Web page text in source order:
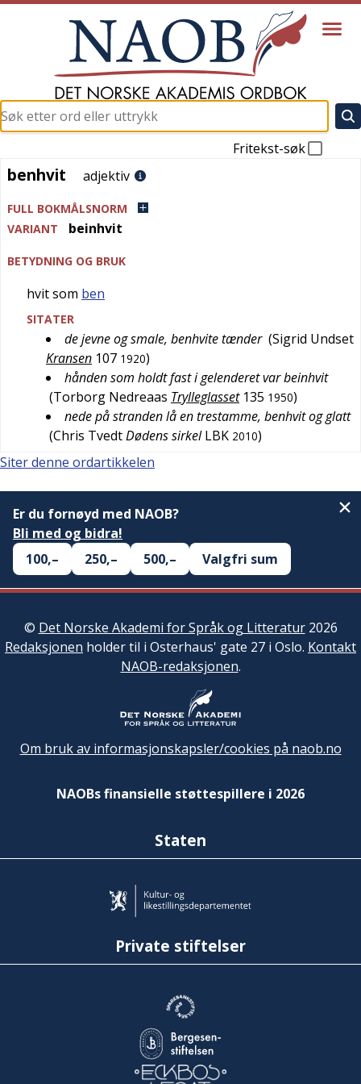
Fritekst-søk
benhvit
benhvit adjektiv
FULL BOKMÅLSNORM
VARIANT
beinhvit
BETYDNING OG BRUK
hvit som ben
SITATER
de jevne og smale, benhvite tænder (Sigrid Undset
Kransen 107 1920)
hånden som holdt fast i gelenderet var beinhvit
(Torborg Nedreaas Trylleglasset 135 1950)
nede på stranden lå en trestamme, benhvit og glatt
(Chris TvedtDødens sirkel LBK 2010)
Siter denne ordartikkelen
Er du fornøyd med NAOB?
Bli med og bidra!
100,–
250,– 500,– Valgfri sum
© Det Norske Akademi for Språk og Litteratur2026
Redaksjonen holder til i Osterhaus' gate 27 i Oslo. Kontakt
NAOB-redaksjonen.
Om bruk av informasjonskapsler/cookies på naob.no
NAOBs finansielle støttespillere i 2026
Staten
Private stiftelser